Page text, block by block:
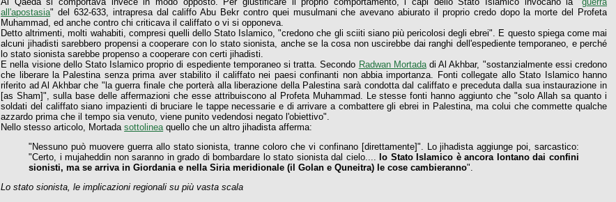
all'apostasia" del 632-633, intrapresa dal califfo Abu Bekr contro quei musulmani che avevano abiurato il proprio credo dopo la morte del Profeta
Muhammad, ed anche contro chi criticava il califfato o vi si opponeva.
Detto altrimenti, molti wahabiti, compresi quelli dello Stato Islamico, "credono che gli sciiti siano più pericolosi degli ebrei". E questo spiega come mai
alcuni jihadisti sarebbero propensi a cooperare con lo stato sionista, anche se la cosa non uscirebbe dai ranghi dell'espediente temporaneo, e perché
lo stato sionista sarebbe propenso a cooperare con certi jihadisti.
E nella visione dello Stato Islamico proprio di espediente temporaneo si tratta. Secondo Radwan Mortadadi Al Akhbar, "sostanzialmente essi credono
che liberare la Palestina senza prima aver stabilito il califfato nei paesi confinanti non abbia importanza. Fonti collegate allo Stato Islamico hanno
riferito ad Al Akhbar che "la guerra finale che porterà alla liberazione della Palestina sarà condotta dal califfato e preceduta dalla sua instaurazione in
[as Sham]", sulla base delle affermazioni che esse attribuiscono al Profeta Muhammad. Le stesse fonti hanno aggiunto che "solo Allah sa quanto i
soldati del califfato siano impazienti di bruciare le tappe necessarie e di arrivare a combattere gli ebrei in Palestina, ma colui che commette qualche
azzardo prima che il tempo sia venuto, viene punito vedendosi negato l'obiettivo".
Nello stesso articolo, Mortadasottolineaquello che un altro jihadista afferma:
"Nessuno può muovere guerra allo stato sionista, tranne coloro che vi confinano [direttamente]". Lo jihadista aggiunge poi, sarcastico:
"Certo, i mujaheddin non saranno in grado di bombardare lo stato sionista dal cielo.... lo Stato Islamico è ancora lontano dai confini
sionisti, ma se arriva in Giordania e nella Siria meridionale (il Golan e Quneitra) le cose cambieranno".
Lo stato sionista, le implicazioni regionali su più vasta scala